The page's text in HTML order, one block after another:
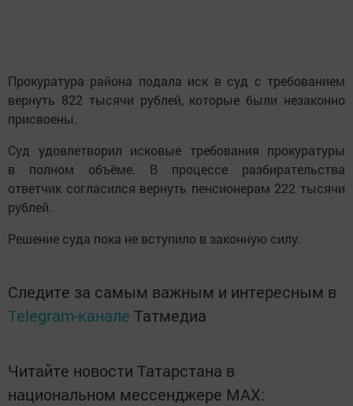
Прокуратура района подала иск в суд с требованием
вернуть 822 тысячи рублей, которые были незаконно
присвоены.
Суд удовлетворил исковые требования прокуратуры
в полном объёме. В процессе разбирательства
ответчик согласился вернуть пенсионерам 222 тысячи
рублей.
Решение суда пока не вступило в законную силу.
Следите за самым важным и интересным в
Telegram-канале Татмедиа
Читайте новости Татарстана в
национальном мессенджере MАХ: